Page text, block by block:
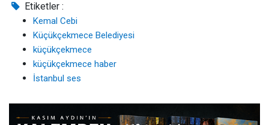
Etiketler :
Kemal Cebi
Küçükçekmece Belediyesi
küçükçekmece
küçükçekmece haber
İstanbul ses